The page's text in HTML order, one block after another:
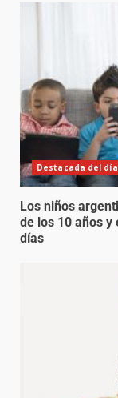
Destacada del día
Los niños
de los 10 años y
días